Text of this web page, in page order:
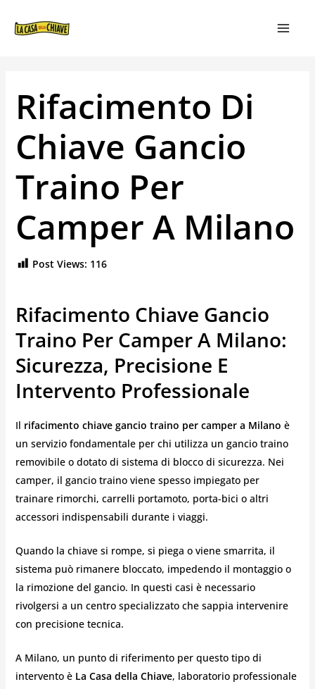
Rifacimento Di
Chiave Gancio
Traino Per
Camper A Milano
Post Views: 116
Rifacimento Chiave Gancio
Traino Per Camper A Milano:
Sicurezza, Precisione E
Intervento Professionale
Il rifacimento chiave gancio traino per camper a Milano è
un servizio fondamentale per chi utilizza un gancio traino
removibile o dotato di sistema di blocco di sicurezza. Nei
camper, il gancio traino viene spesso impiegato per
trainare rimorchi, carrelli portamoto, porta-bici o altri
accessori indispensabili durante i viaggi.
Quando la chiave si rompe, si piega o viene smarrita, il
sistema può rimanere bloccato, impedendo il montaggio o
la rimozione del gancio. In questi casi è necessario
rivolgersi a un centro specializzato che sappia intervenire
con precisione tecnica.
A Milano, un punto di riferimento per questo tipo di
intervento è La Casa della Chiave, laboratorio professionale
ARTICOLI